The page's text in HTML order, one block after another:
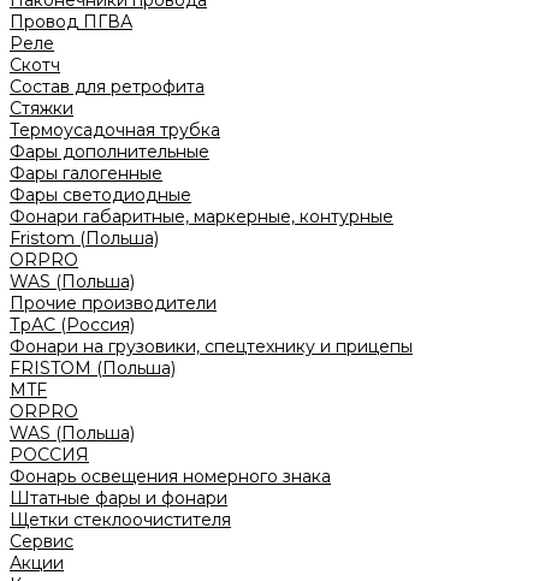
Провод ПГВА
Реле
Скотч
Состав для ретрофита
Стяжки
Термоусадочная трубка
Фары дополнительные
Фары галогенные
Фары светодиодные
Фонари габаритные, маркерные, контурные
Fristom (Польша)
ORPRO
WAS (Польша)
Прочие производители
ТрАС (Россия)
Фонари на грузовики, спецтехнику и прицепы
FRISTOM (Польша)
MTF
ORPRO
WAS (Польша)
РОССИЯ
Фонарь освещения номерного знака
Штатные фары и фонари
Щетки стеклоочистителя
Сервис
Акции